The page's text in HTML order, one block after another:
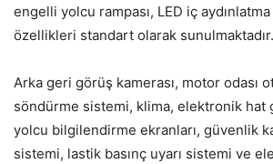
engelli yolcu rampası, LED iç
özellikleri standart olarak sunulmaktadır.
Arka geri görüş kamerası, motor odası
söndürme sistemi, klima, elektronik hat
yolcu bilgilendirme ekranları, güvenlik
sistemi, lastik basınç uyarı sistemi ve